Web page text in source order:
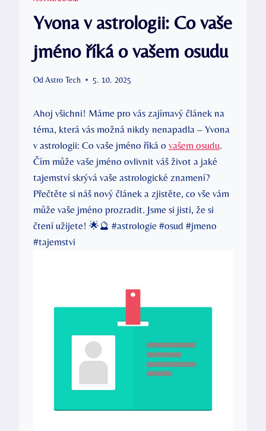
Yvona v astrologii: Co vaše
jméno říká o vašem osudu
Od Astro Tech 5. 10. 2025
Ahoj všichni! Máme pro vás zajímavý článek na
téma, která vás možná nikdy nenapadla – Yvona
v astrologii: Co vaše jméno říká o vašem osudu.
Čím může vaše jméno ovlivnit váš život a jaké
tajemství skrývá vaše astrologické znamení?
Přečtěte si náš nový článek a zjistěte, co vše vám
může vaše jméno prozradit. Jsme si jisti, že si
čtení užijete! 🌟🔮 #astrologie #osud #jmeno
#tajemstvi